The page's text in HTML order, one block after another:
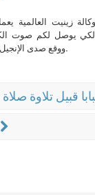
زينيت العالمية
لكي يوصل لكم صوت
ووقع صدى الإنجيل الحي.
قبيل تلاوة